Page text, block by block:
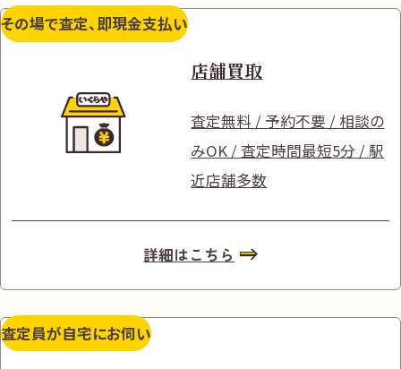
その場で査定、即現金支払い
店舗買取
査定無料 / 予約不要 / 相談の
みOK / 査定時間最短5分 / 駅
近店舗多数
詳細はこちら
査定員が自宅にお伺い